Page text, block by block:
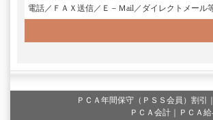
電話／ＦＡＸ送信／Ｅ－Ｍail／ダイレクトメール
ＰＣＡ年間保守（ＰＳＳ会員）割引
ＰＣＡ会計｜ＰＣＡ